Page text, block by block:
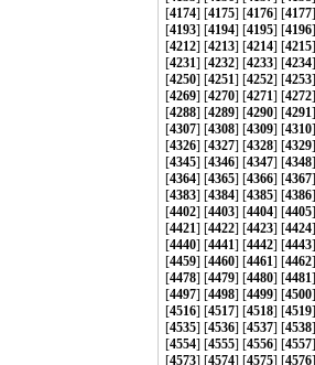
[4174] [4175] [4176] [4177
[4193] [4194] [4195] [4196
[4212] [4213] [4214] [4215
[4231] [4232] [4233] [4234
[4250] [4251] [4252] [4253
[4269] [4270] [4271] [4272
[4288] [4289] [4290] [4291
[4307] [4308] [4309] [4310
[4326] [4327] [4328] [4329
[4345] [4346] [4347] [4348
[4364] [4365] [4366] [4367
[4383] [4384] [4385] [4386
[4402] [4403] [4404] [4405
[4421] [4422] [4423] [4424
[4440] [4441] [4442] [4443
[4459] [4460] [4461] [4462
[4478] [4479] [4480] [4481
[4497] [4498] [4499] [4500
[4516] [4517] [4518] [4519
[4535] [4536] [4537] [4538
[4554] [4555] [4556] [4557
[4573] [4574] [4575] [4576